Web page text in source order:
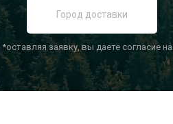
*оставляя заявку, вы даете согласие на